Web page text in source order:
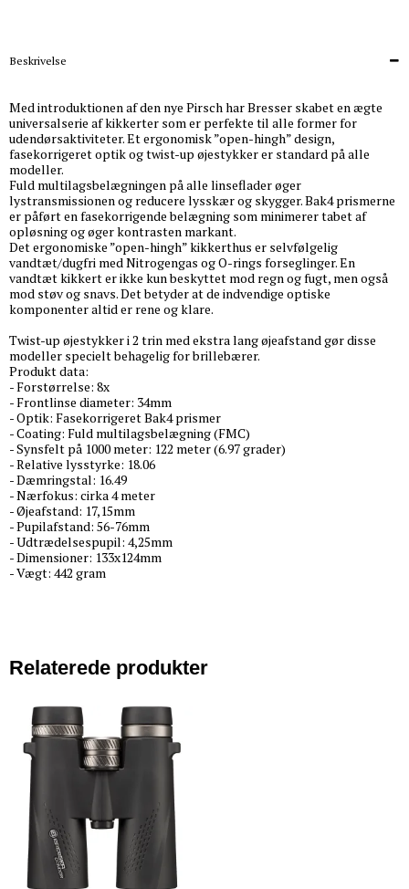
Beskrivelse
Med introduktionen af den nye Pirsch har Bresser skabet en ægte
universalserie af kikkerter som er perfekte til alle former for
udendørsaktiviteter. Et ergonomisk ”open-hingh” design,
fasekorrigeret optik og twist-up øjestykker er standard på alle
modeller.
Fuld multilagsbelægningen på alle linseflader øger
lystransmissionen og reducere lysskær og skygger. Bak4 prismerne
er påført en fasekorrigende belægning som minimerer tabet af
opløsning og øger kontrasten markant.
Det ergonomiske ”open-hingh” kikkerthus er selvfølgelig
vandtæt/dugfri med Nitrogengas og O-rings forseglinger. En
vandtæt kikkert er ikke kun beskyttet mod regn og fugt, men også
mod støv og snavs. Det betyder at de indvendige optiske
komponenter altid er rene og klare.
Twist-up øjestykker i 2 trin med ekstra lang øjeafstand gør disse
modeller specielt behagelig for brillebærer.
Produkt data:
- Forstørrelse: 8x
- Frontlinse diameter: 34mm
- Optik: Fasekorrigeret Bak4 prismer
- Coating: Fuld multilagsbelægning (FMC)
- Synsfelt på 1000 meter: 122 meter (6.97 grader)
- Relative lysstyrke: 18.06
- Dæmringstal: 16.49
- Nærfokus: cirka 4 meter
- Øjeafstand: 17,15mm
- Pupilafstand: 56-76mm
- Udtrædelsespupil: 4,25mm
- Dimensioner: 133x124mm
- Vægt: 442 gram
Relaterede produkter